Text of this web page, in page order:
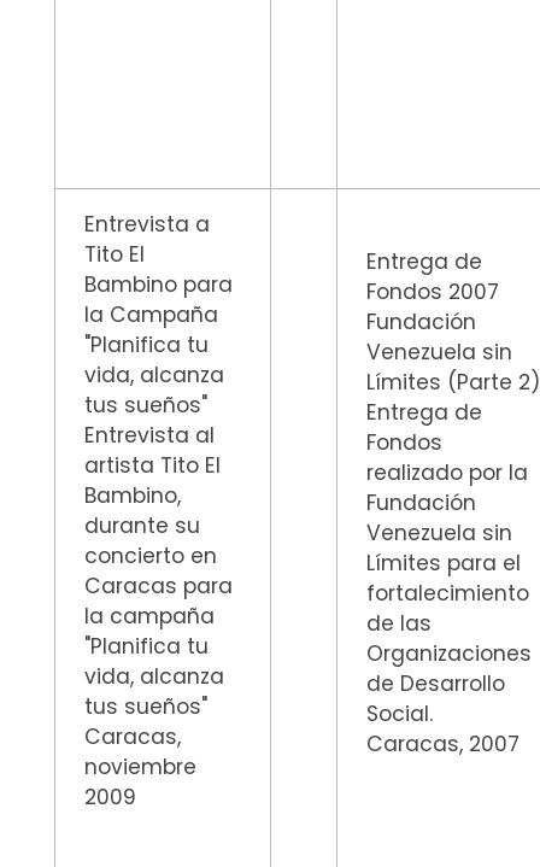
Entrevista a
Tito El
Bambino para
la Campaña
"Planifica tu
vida, alcanza
tus sueños"
Entrevista al
artista Tito El
Bambino,
durante su
concierto en
Caracas para
la campaña
"Planifica tu
vida, alcanza
tus sueños"
Caracas,
noviembre
2009
Entrega de
Fondos 2007
Fundación
Venezuela sin
Límites (Parte 2)
Entrega de
Fondos
realizado por la
Fundación
Venezuela sin
Límites para el
fortalecimiento
de las
Organizaciones
de Desarrollo
Social.
Caracas, 2007